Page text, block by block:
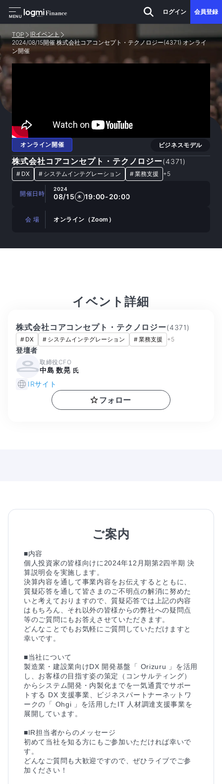
MENU
ログイン 会員登録
TOP
IRイベント
2024/08/15開催 株式会社コアコンセプト・テクノロジー(4371) オンライ
ン開催
オンライン開催 ビジネスモデル
株式会社コアコンセプト・テクノロジー(4371)
# DX # システムインテグレーション #業務支援 +5
開催日時
2024
08/15 木 19:00-20:00
会 場 オンライン（Zoom）
イベント詳細
株式会社コアコンセプト・テクノロジー(4371)
# DX # システムインテグレーション #業務支援 +5
登壇者
取締役CFO
中島 数晃 氏
IRサイト
フォロー
ご案内
■内容
個人投資家の皆様向けに2024年12月期第2四半期 決
算説明会を実施します。
決算内容を通して事業内容をお伝えするとともに、
質疑応答を通して皆さまのご不明点の解消に努めた
いと考えておりますので、質疑応答では上記の内容
はもちろん、それ以外の皆様からの弊社への疑問点
等のご質問にもお答えさせていただきます。
どんなことでもお気軽にご質問していただけますと
幸いです。
■当社について
製造業・建設業向けDX 開発基盤「 Orizuru 」を活用
し、お客様の目指す姿の策定（コンサルティング）
からシステム開発・内製化までを一気通貫でサポー
トする DX 支援事業、ビジネスパートナーネットワ
ークの「 Ohgi 」を活用したIT 人材調達支援事業を
展開しています。
■IR担当者からのメッセージ
初めて当社を知る方にもご参加いただければ幸いで
す。
どんなご質問も大歓迎ですので、ぜひライブでご参
加ください！